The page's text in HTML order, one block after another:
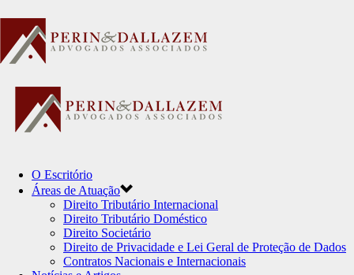
O Escritório
Áreas de Atuação
Direito Tributário Internacional
Direito Tributário Doméstico
Direito Societário
Direito de Privacidade e Lei Geral de Proteção de Dados
Contratos Nacionais e Internacionais